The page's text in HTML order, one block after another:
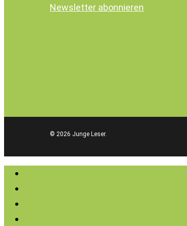
Newsletter abonnieren
© 2026 Junge Leser.
Close
Menu